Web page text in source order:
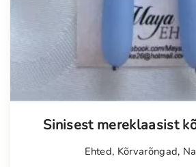
Sinisest mereklaasist
Ehted, Kõrvarõngad,